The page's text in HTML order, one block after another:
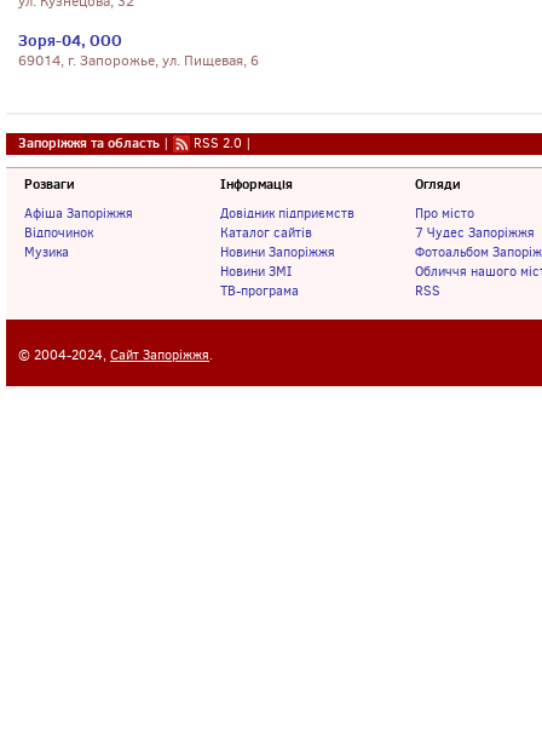
Зоря-04, ООО
69014, г. Запорожье, ул. Пищевая, 6
Запоріжжя та область | RSS 2.0 |
Розваги
Афіша Запоріжжя
Відпочинок
Музика
Інформація
Довідник підприємств
Каталог сайтів
Новини Запоріжжя
Новини ЗМІ
ТВ-програма
Огляди
Про місто
7 Чудес Запоріжжя
Фотоальбом
Обличчя нашого
RSS
© 2004-2024, Сайт Запоріжжя.